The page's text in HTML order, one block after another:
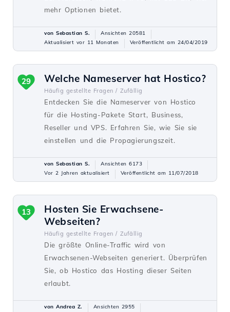
mehr Optionen bietet.
von Sebastian S.
Ansichten 20581
Aktualisiert vor 11 Monaten
Veröffentlicht am 24/04/2019
Welche Nameserver hat Hostico?
Häufig gestellte Fragen / Zufällig
Entdecken Sie die Nameserver von Hostico
für die Hosting-Pakete Start, Business,
Reseller und VPS. Erfahren Sie, wie Sie sie
einstellen und die Propagierungszeit.
29
von Sebastian S.
Ansichten 6173
Vor 2 Jahren aktualisiert
Veröffentlicht am 11/07/2018
Hosten Sie Erwachsene-
Webseiten?
Häufig gestellte Fragen / Zufällig
Die größte Online-Traffic wird von
Erwachsenen-Webseiten generiert. Überprüfen
Sie, ob Hostico das Hosting dieser Seiten
erlaubt.
13
von Andrea Z.
Ansichten 2955